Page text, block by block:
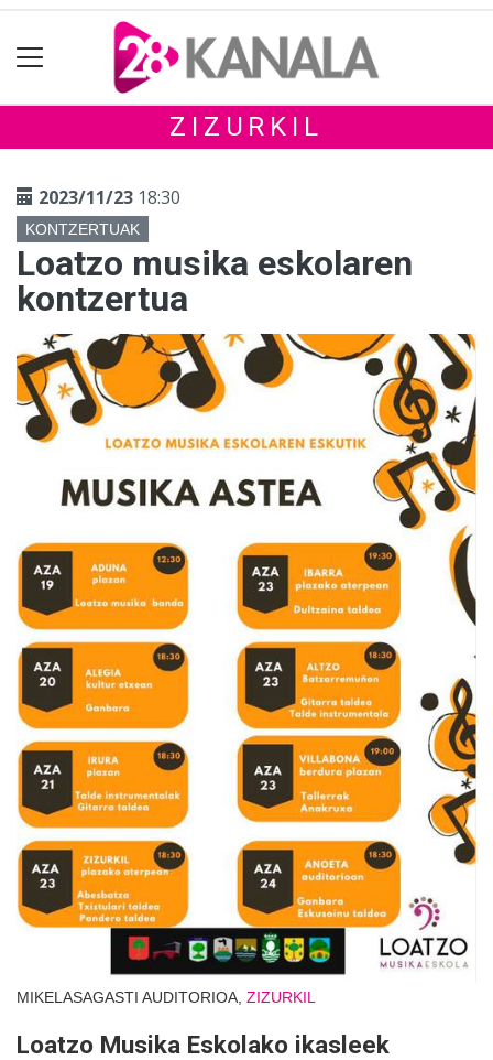
ZIZURKIL
2023/11/23 18:30
KONTZERTUAK
Loatzo musika eskolaren
kontzertua
MIKELASAGASTI AUDITORIOA, ZIZURKIL
Loatzo Musika Eskolako ikasleek